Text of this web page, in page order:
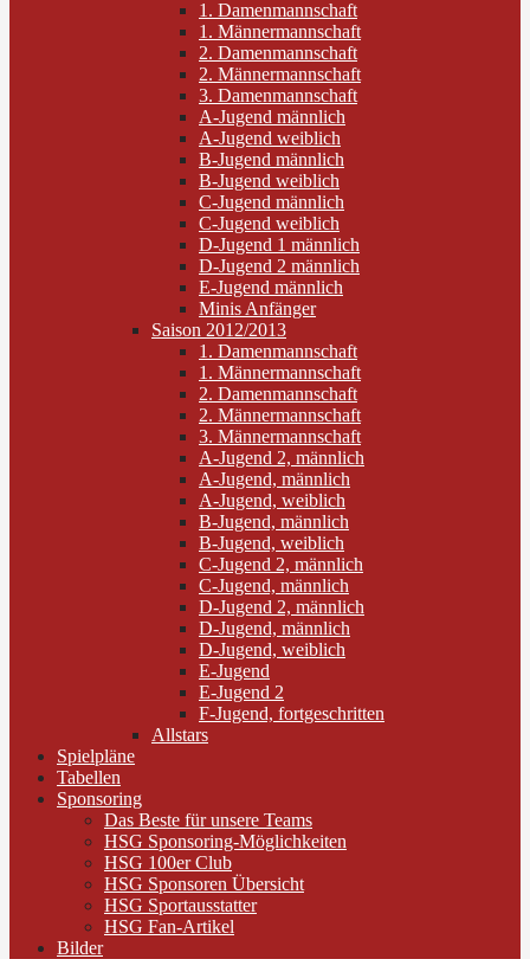
1. Damenmannschaft
1. Männermannschaft
2. Damenmannschaft
2. Männermannschaft
3. Damenmannschaft
A-Jugend männlich
A-Jugend weiblich
B-Jugend männlich
B-Jugend weiblich
C-Jugend männlich
C-Jugend weiblich
D-Jugend 1 männlich
D-Jugend 2 männlich
E-Jugend männlich
Minis Anfänger
Saison 2012/2013
1. Damenmannschaft
1. Männermannschaft
2. Damenmannschaft
2. Männermannschaft
3. Männermannschaft
A-Jugend 2, männlich
A-Jugend, männlich
A-Jugend, weiblich
B-Jugend, männlich
B-Jugend, weiblich
C-Jugend 2, männlich
C-Jugend, männlich
D-Jugend 2, männlich
D-Jugend, männlich
D-Jugend, weiblich
E-Jugend
E-Jugend 2
F-Jugend, fortgeschritten
Allstars
Spielpläne
Tabellen
Sponsoring
Das Beste für unsere Teams
HSG Sponsoring-Möglichkeiten
HSG 100er Club
HSG Sponsoren Übersicht
HSG Sportausstatter
HSG Fan-Artikel
Bilder